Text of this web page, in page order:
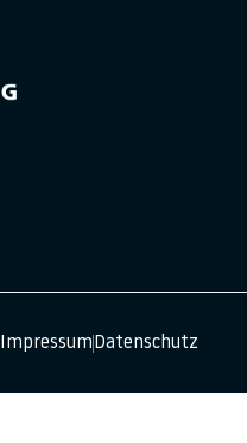
ImpressumDatenschutz